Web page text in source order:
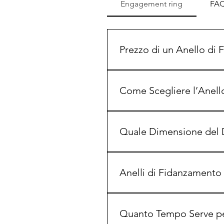
Engagement ring
Prezzo di un Anello di
diamanti più grandi possono
Come Scegliere
sono le 4C: caratura,
Quale Dimensione del
lusso e sono
Anelli di Fidanzamento
diamante al design—ed è
Quanto Tempo Serve